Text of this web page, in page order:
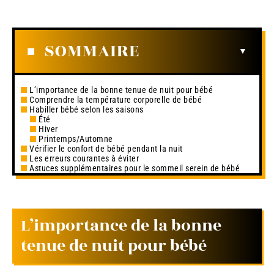
SOMMAIRE
L’importance de la bonne tenue de nuit pour bébé
Comprendre la température corporelle de bébé
Habiller bébé selon les saisons
Été
Hiver
Printemps/Automne
Vérifier le confort de bébé pendant la nuit
Les erreurs courantes à éviter
Astuces supplémentaires pour le sommeil serein de bébé
L’importance de la bonne
tenue de nuit pour bébé